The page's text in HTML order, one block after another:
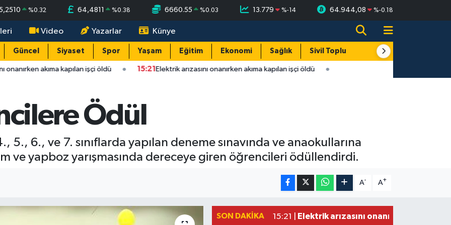
%0.32 64,4811 %0.38 6660.55 %0.03 13.779 %-14 64.944,08 %-0.18
Video Yazarlar Künye
Güncel Siyaset Spor Yaşam Eğitim Ekonomi Sağlık Sivil Toplum Turizm
onanırken akıma kapılan işçi öldü 15:21Elektrik arızasını onanırken akıma kapılan işçi öldü
Ödül
5., 6., ve 7. sınıflarda yapılan deneme sınavında ve anaokullarına
ve yapboz yarışmasında dereceye giren öğrencileri ödüllendirdi.
A- A+
SON DAKIKA 15:21 | Elektrik arızasını onanırken akıma